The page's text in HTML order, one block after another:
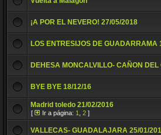
¡A POR EL NEVERO! 27/05/2018
LOS ENTRESIJOS DE GUADARRAMA
DEHESA MONCALVILLO- CAÑON
BYE BYE 18/12/16
Madrid toledo 21/02/2016
[ Ir a página: 1 2 ]
VALLECAS- GUADALAJARA 25/01/